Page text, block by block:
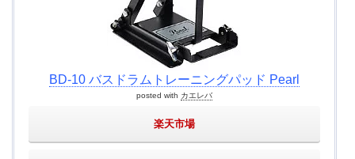
BD-10 バスドラムトレーニングパッド Pearl
posted with カエレバ
楽天市場